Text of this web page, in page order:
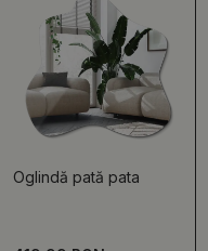
Oglindă pată pata